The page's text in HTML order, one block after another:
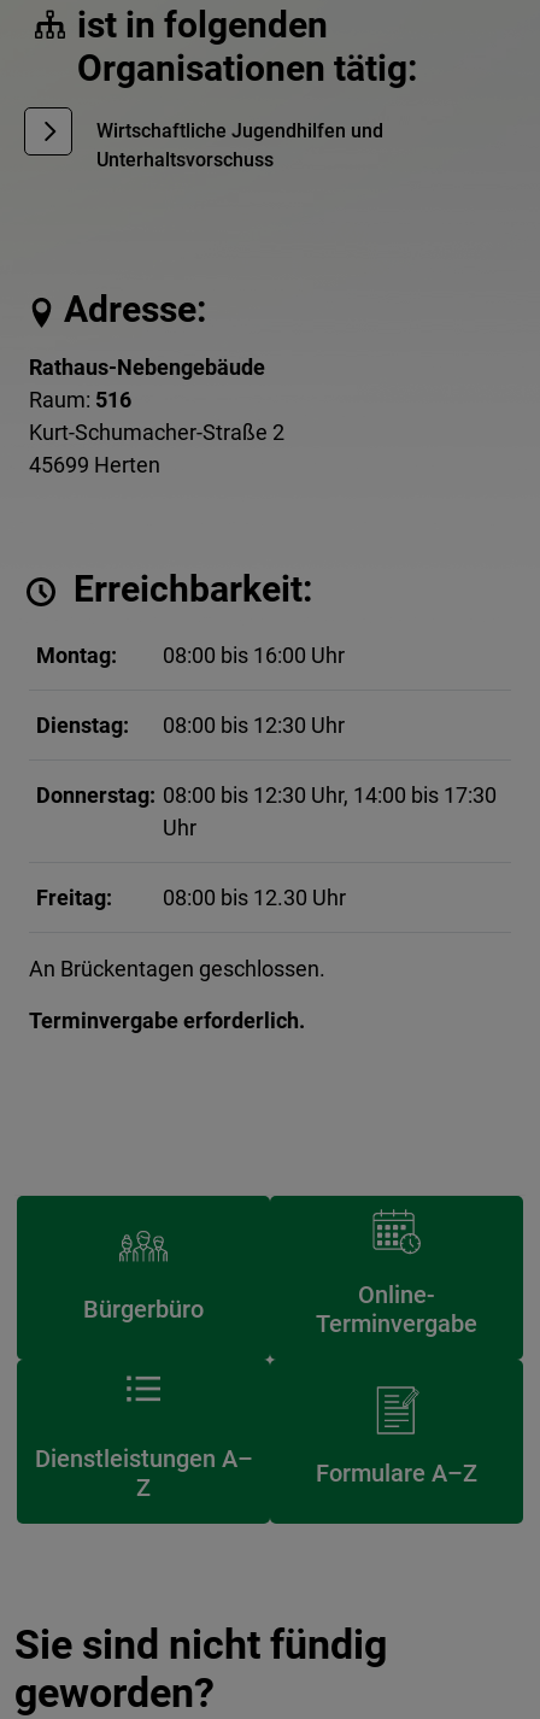
ist in folgenden
Organisationen tätig:
Wirtschaftliche Jugendhilfen und
Unterhaltsvorschuss
Adresse:
Rathaus-Nebengebäude
Raum: 516
Kurt-Schumacher-Straße 2
45699 Herten
Erreichbarkeit:
Montag: 08:00 bis 16:00 Uhr
Dienstag: 08:00 bis 12:30 Uhr
Donnerstag: 08:00 bis 12:30 Uhr, 14:00 bis 17:30
Uhr
Freitag: 08:00 bis 12.30 Uhr
An Brückentagen geschlossen.
Terminvergabe erforderlich.
Bürgerbüro
Online-
Terminvergabe
Dienstleistungen A–
Z
Formulare A–Z
Sie sind nicht fündig
geworden?